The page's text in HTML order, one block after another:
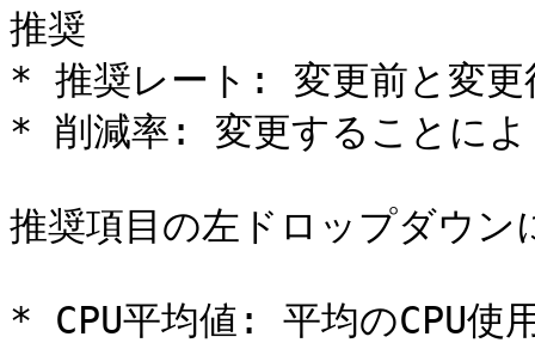
推奨
* 推奨レート: 変更前と変更
* 削減率: 変更することによ
推奨項目の左ドロップダウン
* CPU平均値: 平均のCPU使